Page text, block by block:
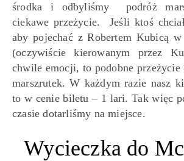
środka i odbyliśmy podróż
ciekawe przeżycie. Jeśli ktoś
aby pojechać z Robertem Kubicą
(oczywiście kierowanym przez
chwile emocji, to podobne
marszrutek. W każdym razie nasz
to w cenie biletu – 1 lari. Tak więc
czasie dotarliśmy na miejsce.
Wycieczka do